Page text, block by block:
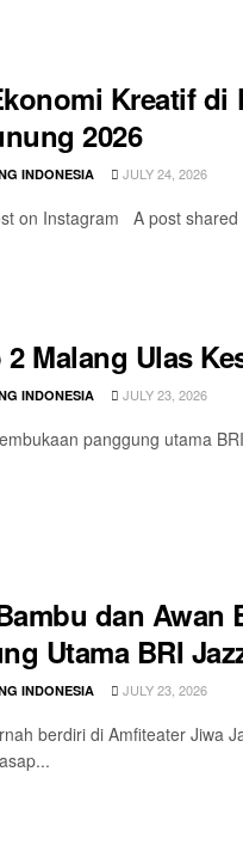
Kreatif di
2026
INDONESIA JULY 24, 2026
on Instagram A post
2 Malang Ulas
INDONESIA JULY 23, 2026
panggung utama
dan Awan
Utama BRI
INDONESIA JULY 23, 2026
berdiri di Amfiteater Jiwa